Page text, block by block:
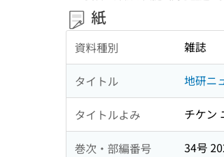
紙
資料種別 雑誌
タイトル 地研ニ
タイトルよみ チケン
巻次・部編番号 34号